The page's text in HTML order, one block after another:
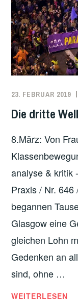
23. FEBRUAR 2019
Die dritte
8.März: Von
analyse & kritik
Praxis / Nr.
begannen
Glasgow eine
gleichen Lohn
Gedenken an
sind, ohne …
DIE
WEITERLESEN